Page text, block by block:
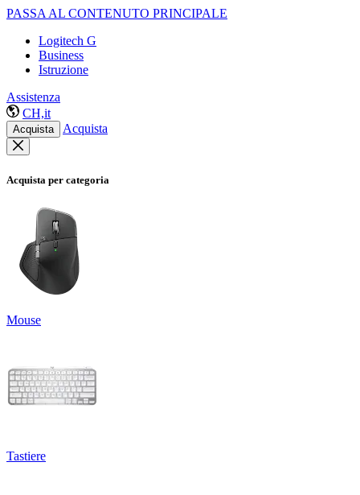
PASSA AL CONTENUTO PRINCIPALE
Logitech G
Business
Istruzione
Assistenza
CH,it
Acquista Acquista
Acquista per categoria
Mouse
Tastiere